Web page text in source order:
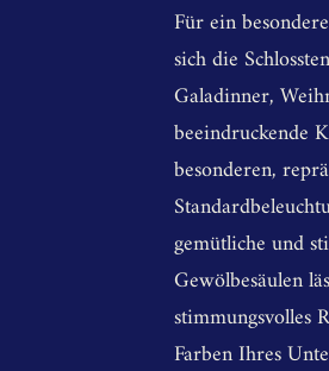
Für ein
sich die
Galadinner,
beeindruckende
besonderen,
gemütliche und
Gewölbesäulen
stimmungsvolles
Farben Ihres